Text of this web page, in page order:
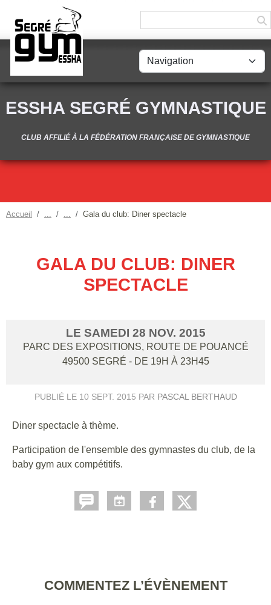
ESSHA SEGRÉ GYMNASTIQUE
CLUB AFFILIÉ À LA FÉDÉRATION FRANÇAISE DE GYMNASTIQUE
Accueil Gala du club: Diner spectacle
GALA DU CLUB: DINER
SPECTACLE
LE SAMEDI 28 NOV. 2015
PARC DES EXPOSITIONS, ROUTE DE POUANCÉ
49500 SEGRÉ - DE 19H À 23H45
PUBLIÉ LE 10 SEPT. 2015 PAR PASCAL BERTHAUD
Diner spectacle à thème.
Participation de l'ensemble des gymnastes du club, de la
baby gym aux compétitifs.
COMMENTEZ L’ÉVÈNEMENT
Panneau de gestion des cookies